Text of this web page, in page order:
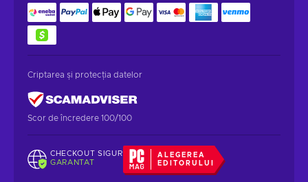
Criptarea și protecția datelor
Scor de încredere 100/100
CHECKOUT SIGUR
GARANTAT
ALEGEREA
EDITORULUI